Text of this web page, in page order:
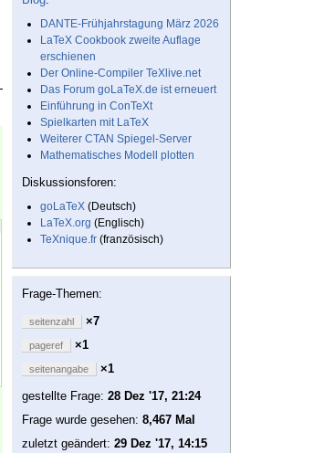
DANTE-Frühjahrstagung März 2026
LaTeX Cookbook zweite Auflage
erschienen
Der Online-Compiler TeXlive.net
Das Forum goLaTeX.de ist erneuert
Einführung in ConTeXt
Spielkarten mit LaTeX
Weiterer CTAN Spiegel-Server
Mathematisches Modell plotten
Diskussionsforen:
goLaTeX (Deutsch)
LaTeX.org (Englisch)
TeXnique.fr (französisch)
Frage-Themen:
seitenzahl ×7
pageref ×1
seitenangabe
×1
gestellte Frage: 28 Dez '17, 21:24
Frage wurde gesehen: 8,467 Mal
zuletzt geändert: 29 Dez '17, 14:15